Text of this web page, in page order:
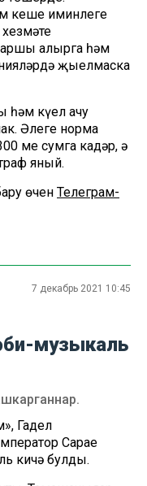
кеше иминлеге
алырга һәм
җыелмаска
һәм күңел ачу
Әлеге норма
мең сумга кадәр, ә
яный.
өчен Телеграм-
7 декабрь 2021 10:45
музыкаль
Гадел
Сарае
кичә булды.